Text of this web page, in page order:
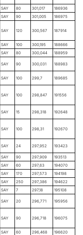
SAY 80 301,017
186936
SAY 90 301,005
186975
SAY 120 300,567 187914
SAY 100 300,195
188666
SAY 80 300,044
188959
SAY 90 300,031 188983
SAY 100 299,7 189685
SAY 100 298,847 191556
SAY 15 298,318 192648
SAY 100 298,31 192670
SAY 24 297,952 193423
SAY 90 297,909
193513
SAY 60 297,63
194070
SAY 170 297,573
194198
SAY 250 297,386
194622
SAY 7 297,18
195108
SAY 20 296,771 195956
SAY 90 296,718 196075
SAY 60 296,468
196620